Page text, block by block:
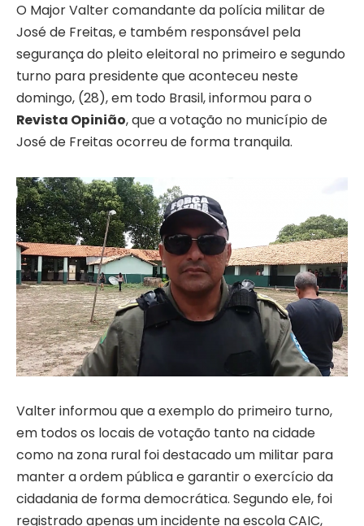
O Major Valter comandante da polícia militar de
José de Freitas, e também responsável pela
segurança do pleito eleitoral no primeiro e segundo
turno para presidente que aconteceu neste
domingo, (28), em todo Brasil, informou para o
Revista Opinião, que a votação no município de
José de Freitas ocorreu de forma tranquila.
Valter informou que a exemplo do primeiro turno,
em todos os locais de votação tanto na cidade
como na zona rural foi destacado um militar para
manter a ordem pública e garantir o exercício da
cidadania de forma democrática. Segundo ele, foi
registrado apenas um incidente na escola CAIC,